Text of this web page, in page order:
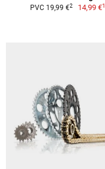
PVC 19,99 €2 14,99 €1